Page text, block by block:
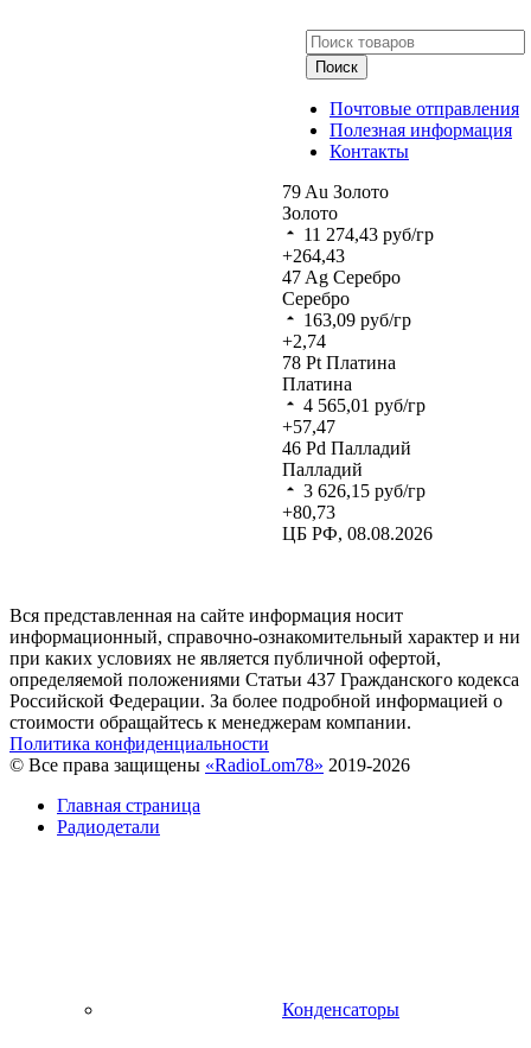
Поиск
Почтовые отправления
Полезная информация
Контакты
79 Au Золото
Золото
11 274,43 руб/гр
+264,43
47 Ag Серебро
Серебро
163,09 руб/гр
+2,74
78 Pt Платина
Платина
4 565,01 руб/гр
+57,47
46 Pd Палладий
Палладий
3 626,15 руб/гр
+80,73
ЦБ РФ, 08.08.2026
Вся представленная на сайте информация носит
информационный, справочно-ознакомительный характер и ни
при каких условиях не является публичной офертой,
определяемой положениями Статьи 437 Гражданского кодекса
Российской Федерации. За более подробной информацией о
стоимости обращайтесь к менеджерам компании.
Политика конфиденциальности
© Все права защищены «RadioLom78» 2019-2026
Главная страница
Радиодетали
Конденсаторы